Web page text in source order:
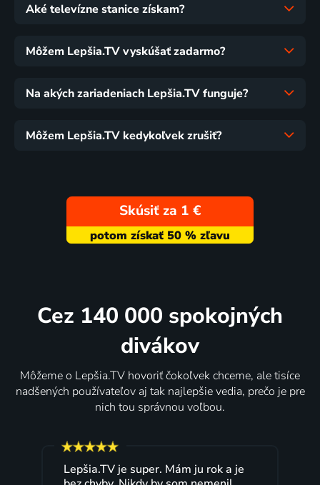
Aké televízne stanice získam?
Môžem Lepšia.TV vyskúšať zadarmo?
Na akých zariadeniach Lepšia.TV funguje?
Môžem Lepšia.TV kedykoľvek zrušiť?
Skúsiť za 1 €
Cez 140 000 spokojných
divákov
Môžeme o Lepšia.TV hovoriť čokoľvek chceme, ale tisíce
nadšených používateľov aj tak najlepšie vedia, prečo je pre
nich tou správnou voľbou.
Lepšia.TV je super. Mám ju rok a je